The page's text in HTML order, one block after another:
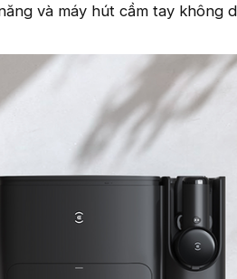
và máy hút cầm tay không